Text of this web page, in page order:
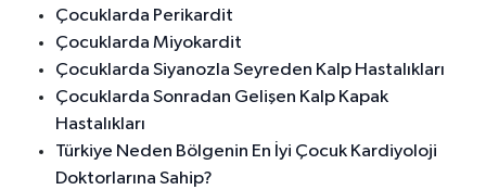
Çocuklarda Perikardit
Çocuklarda Miyokardit
Çocuklarda Siyanozla Seyreden Kalp Hastalıkları
Çocuklarda Sonradan Gelişen Kalp Kapak
Hastalıkları
Türkiye Neden Bölgenin En İyi Çocuk Kardiyoloji
Doktorlarına Sahip?